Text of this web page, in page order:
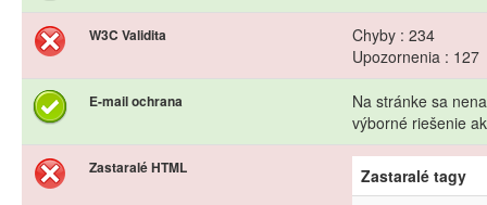
W3C Validita
Chyby : 234
Upozornenia : 127
E-mail ochrana
Na stránke sa
výborné riešenie
Zastaralé HTML
Zastaralé tagy